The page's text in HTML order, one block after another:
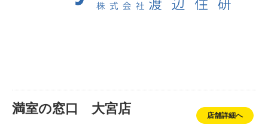
満室の窓口 大宮店 店舗詳細へ